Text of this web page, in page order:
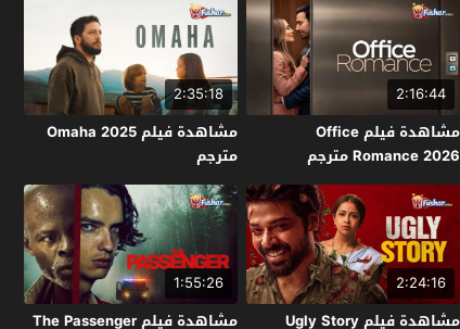
2:16:44
مشاهدة فيلم Office
Romance 2026 مترجم
2:35:18
مشاهدة فيلم Omaha 2025
مترجم
2:24:16
مشاهدة فيلم Ugly Story
1:55:26
مشاهدة فيلم The Passenger